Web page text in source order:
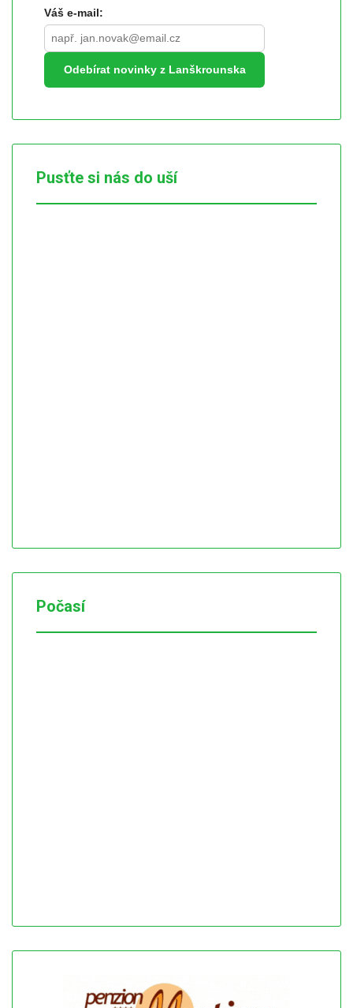
Váš e-mail:
Odebírat novinky z Lanškrounska
Pusťte si nás do uší
Počasí